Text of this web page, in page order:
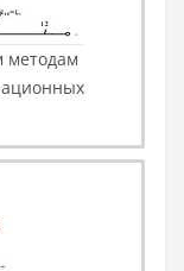
методам